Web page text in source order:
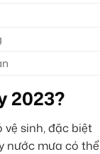
2023?
vệ sinh, đặc biệt
nước mưa có thể